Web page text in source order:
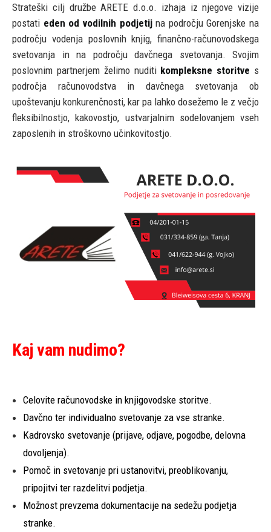
Strateški cilj družbe ARETE d.o.o. izhaja iz njegove vizije
postati eden od vodilnih podjetijna področju Gorenjske na
področju vodenja poslovnih knjig, finančno-računovodskega
svetovanja in na področju davčnega svetovanja. Svojim
poslovnim partnerjem želimo nuditi kompleksne storitve s
področja računovodstva in davčnega svetovanja ob
upoštevanju konkurenčnosti, kar pa lahko dosežemo le z večjo
fleksibilnostjo, kakovostjo, ustvarjalnim sodelovanjem vseh
zaposlenih in stroškovno učinkovitostjo.
Kaj vam nudimo?
Celovite računovodske in knjigovodske storitve.
Davčno ter individualno svetovanje za vse stranke.
Kadrovsko svetovanje (prijave, odjave, pogodbe, delovna
dovoljenja).
Pomoč in svetovanje pri ustanovitvi, preoblikovanju,
pripojitvi ter razdelitvi podjetja.
Možnost prevzema dokumentacije na sedežu podjetja
stranke.